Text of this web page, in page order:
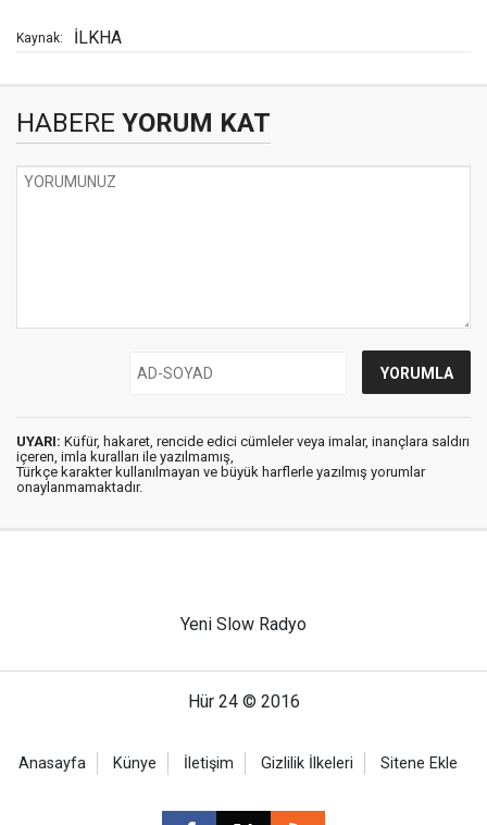
Kaynak: İLKHA
HABERE YORUM KAT
UYARI: Küfür, hakaret, rencide edici cümleler veya imalar, inançlara saldırı
içeren, imla kuralları ile yazılmamış,
Türkçe karakter kullanılmayan ve büyük harflerle yazılmış yorumlar
onaylanmamaktadır.
Yeni Slow Radyo
Hür 24 © 2016
Anasayfa Künye İletişim Gizlilik İlkeleri Sitene Ekle